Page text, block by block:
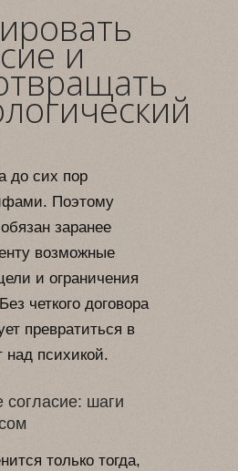
и
до сих пор
Поэтому
заранее
возможные
и ограничения
четкого договора
превратиться в
над психикой.
согласие: шаги
только тогда,